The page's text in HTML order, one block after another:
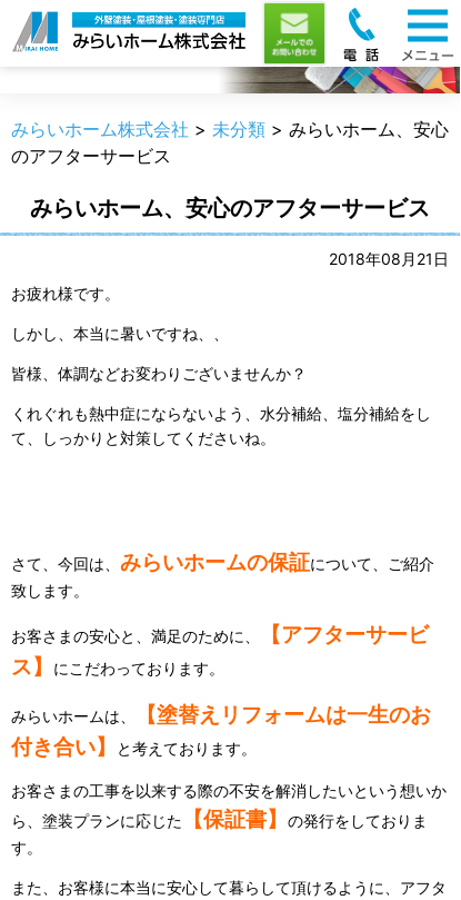
職人のうんちく
みらいホーム株式会社 > 未分類 > みらいホーム、安心
のアフターサービス
みらいホーム、安心のアフターサービス
2018年08月21日
お疲れ様です。
しかし、本当に暑いですね、、
皆様、体調などお変わりございませんか？
くれぐれも熱中症にならないよう、水分補給、塩分補給をし
て、しっかりと対策してくださいね。
さて、今回は、 みらいホームの保証について、ご紹介
致します。
お客さまの安心と、満足のために、
【アフターサービ
ス】
にこだわっております。
みらいホームは、
【塗替えリフォームは一生のお
付き合い】
と考えております。
お客さまの工事を以来する際の不安を解消したいという想いか
ら、塗装プランに応じた
【保証書】
の発行をしておりま
す。
また、お客様に本当に安心して暮らして頂けるように、アフタ